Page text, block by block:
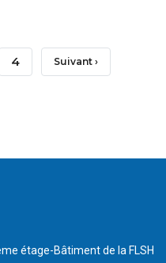
Page
4 Page
Suivant ›
étage-Bâtiment de la FLSH